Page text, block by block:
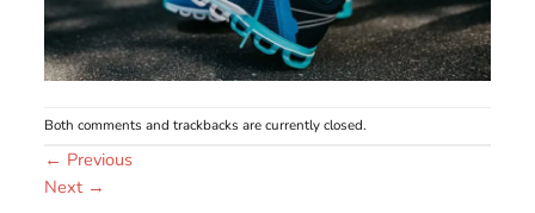
Both comments and trackbacks are currently closed.
← Previous
Next →